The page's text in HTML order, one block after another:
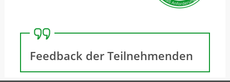
Feedback der Teilnehmenden